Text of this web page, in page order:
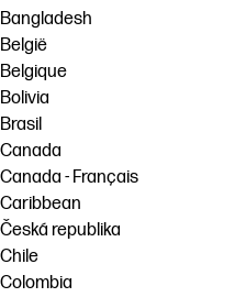
Bangladesh
België
Belgique
Bolivia
Brasil
Canada
Canada - Français
Caribbean
Česká republika
Chile
Colombia